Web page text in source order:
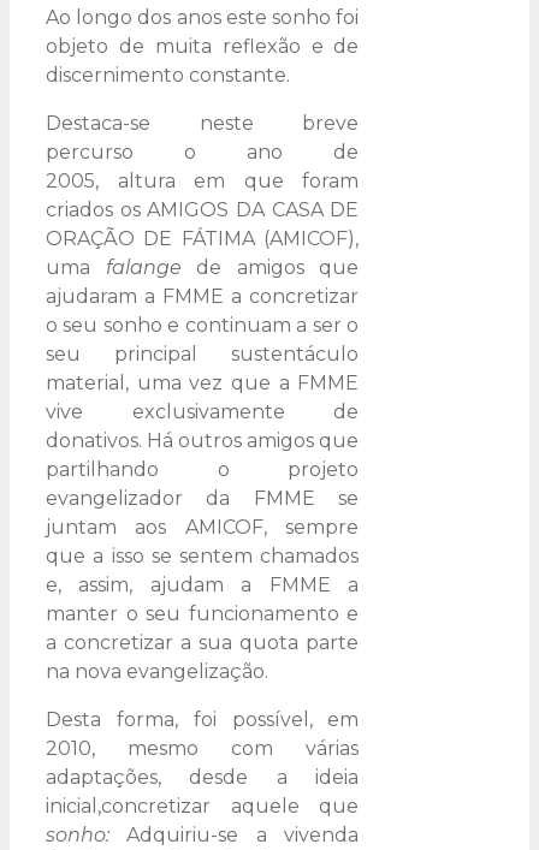
Ao longo dos anos este sonho foi
objeto de muita reflexão e de
discernimento constante.
Destaca-se neste breve
percurso o ano de
2005, altura em que foram
criados os AMIGOS DA CASA DE
ORAÇÃO DE FÁTIMA (AMICOF),
uma falange de amigos que
ajudaram a FMME a concretizar
o seu sonho e continuam a ser o
seu principal sustentáculo
material, uma vez que a FMME
vive exclusivamente de
donativos. Há outros amigos que
partilhando o projeto
evangelizador da FMME se
juntam aos AMICOF, sempre
que a isso se sentem chamados
e, assim, ajudam a FMME a
manter o seu funcionamento e
a concretizar a sua quota parte
na nova evangelização.
Desta forma, foi possível, em
2010, mesmo com várias
adaptações, desde a ideia
inicial,concretizar aquele que
sonho: Adquiriu-se a vivenda